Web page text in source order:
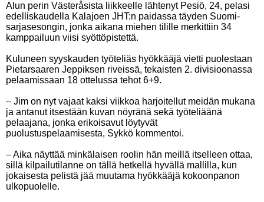
Alun perin Västeråsista liikkeelle lähtenyt Pesiö, 24, pelasi
edelliskaudella Kalajoen JHT:n paidassa täyden Suomi-
sarjasesongin, jonka aikana miehen tilille merkittiin 34
kamppailuun viisi syöttöpistettä.
Kuluneen syyskauden työteliäs hyökkääjä vietti puolestaan
Pietarsaaren Jeppiksen riveissä, tekaisten 2. divisioonassa
pelaamissaan 18 ottelussa tehot 6+9.
– Jim on nyt vajaat kaksi viikkoa harjoitellut meidän mukana
ja antanut itsestään kuvan nöyränä sekä työteliäänä
pelaajana, jonka erikoisavut löytyvät
puolustuspelaamisesta, Sykkö kommentoi.
– Aika näyttää minkälaisen roolin hän meillä itselleen ottaa,
sillä kilpailutilanne on tällä hetkellä hyvällä mallilla, kun
jokaisesta pelistä jää muutama hyökkääjä kokoonpanon
ulkopuolelle.